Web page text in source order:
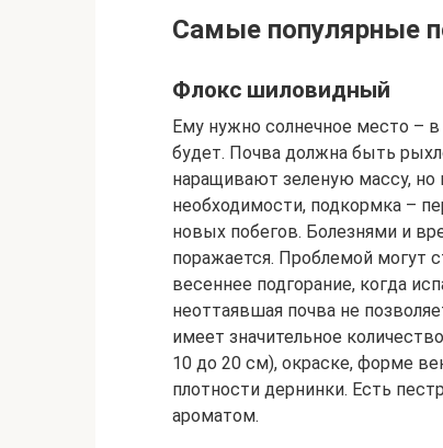
Самые популярные
Флокс шиловидный
Ему нужно солнечное место –
будет. Почва должна быть
наращивают зеленую массу, но
необходимости, подкормка –
новых побегов. Болезнями и
поражается. Проблемой
весеннее подгорание, когда
неоттаявшая почва не
имеет значительное
10 до 20 см), окраске, форме
плотности дернинки. Есть
ароматом.